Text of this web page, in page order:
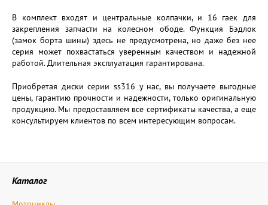
В комплект входят и центральные колпачки, и 16 гаек для
закрепления запчасти на колесном ободе. Функция Бэдлок
(замок борта шины) здесь не предусмотрена, но даже без нее
серия может похвастаться уверенным качеством и надежной
работой. Длительная эксплуатация гарантирована.
Приобретая диски серии ss316 у нас, вы получаете выгодные
цены, гарантию прочности и надежности, только оригинальную
продукцию. Мы предоставляем все сертификаты качества, а еще
консультируем клиентов по всем интересующим вопросам.
Каталог